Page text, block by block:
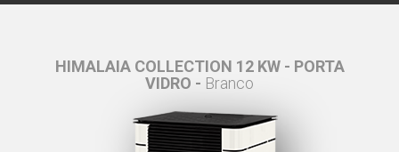
HIMALAIA COLLECTION 12 KW - PORTA
VIDRO - Branco